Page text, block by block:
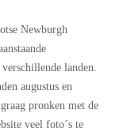
Newburgh
landen.
augustus en
pronken met de
veel foto´s te